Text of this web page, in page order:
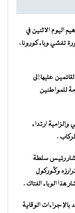
اليوم الاثنين في
وباء كورونا ،
عليها إلى
للمواطنين
ارتداء
.
رئيس سلطة
وگوركول
الوباء الفتاك .
بالإجراءات الوقاية